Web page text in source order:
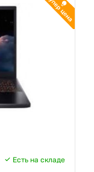
Есть на складе